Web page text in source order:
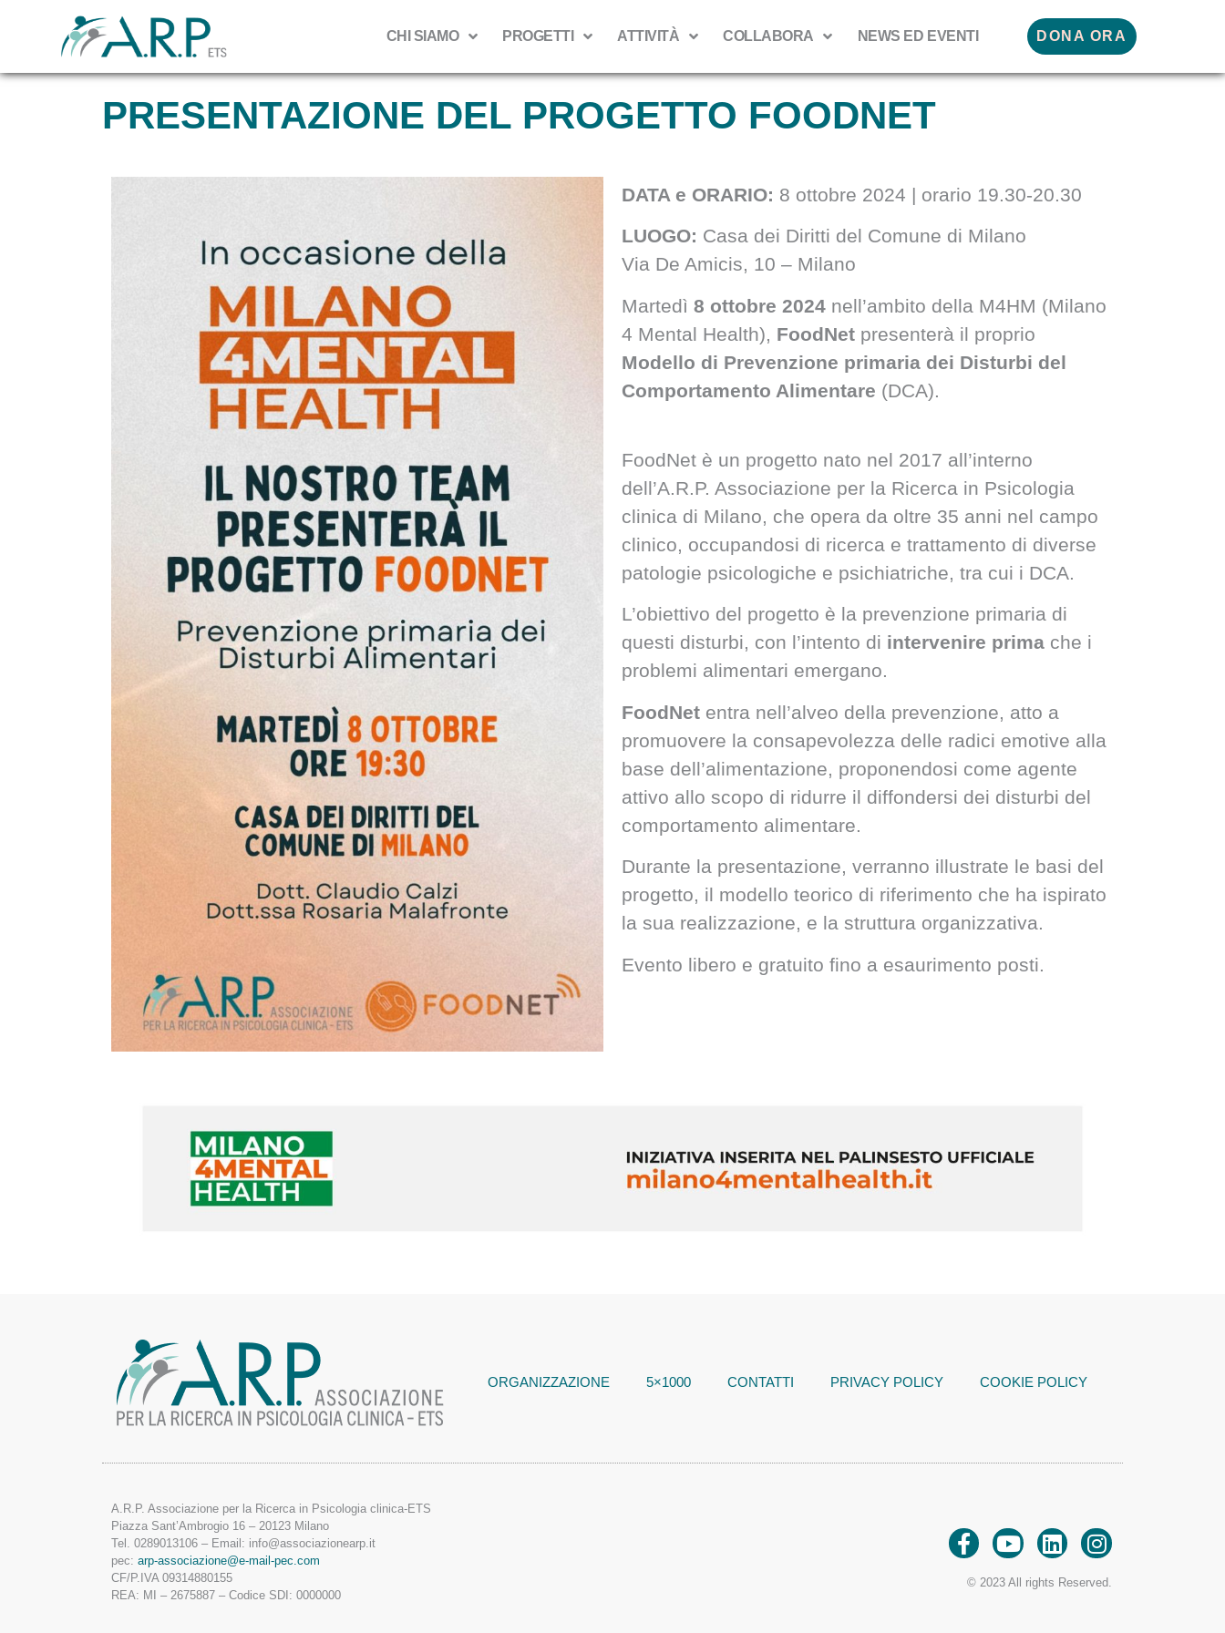
CHI SIAMO PROGETTI ATTIVITÀ COLLABORA NEWS ED EVENTI DONA ORA
PRESENTAZIONE DEL PROGETTO FOODNET
DATA e ORARIO: 8 ottobre 2024 | orario 19.30-20.30
LUOGO: Casa dei Diritti del Comune di Milano
Via De Amicis, 10 – Milano
Martedì 8 ottobre 2024 nell’ambito della M4HM (Milano
4 Mental Health), FoodNet presenterà il proprio
Modello di Prevenzione primaria dei Disturbi del
Comportamento Alimentare (DCA).
FoodNet è un progetto nato nel 2017 all’interno
dell’A.R.P. Associazione per la Ricerca in Psicologia
clinica di Milano, che opera da oltre 35 anni nel campo
clinico, occupandosi di ricerca e trattamento di diverse
patologie psicologiche e psichiatriche, tra cui i DCA.
L’obiettivo del progetto è la prevenzione primaria di
questi disturbi, con l’intento di intervenire prima che i
problemi alimentari emergano.
FoodNet entra nell’alveo della prevenzione, atto a
promuovere la consapevolezza delle radici emotive alla
base dell’alimentazione, proponendosi come agente
attivo allo scopo di ridurre il diffondersi dei disturbi del
comportamento alimentare.
Durante la presentazione, verranno illustrate le basi del
progetto, il modello teorico di riferimento che ha ispirato
la sua realizzazione, e la struttura organizzativa.
Evento libero e gratuito fino a esaurimento posti.
ORGANIZZAZIONE 5×1000 CONTATTI PRIVACY POLICY COOKIE POLICY
A.R.P. Associazione per la Ricerca in Psicologia clinica-ETS
Piazza Sant’Ambrogio 16 – 20123 Milano
Tel. 0289013106 – Email: info@associazionearp.it
pec: arp-associazione@e-mail-pec.com
CF/P.IVA 09314880155
REA: MI – 2675887 – Codice SDI: 0000000
© 2023 All rights Reserved.